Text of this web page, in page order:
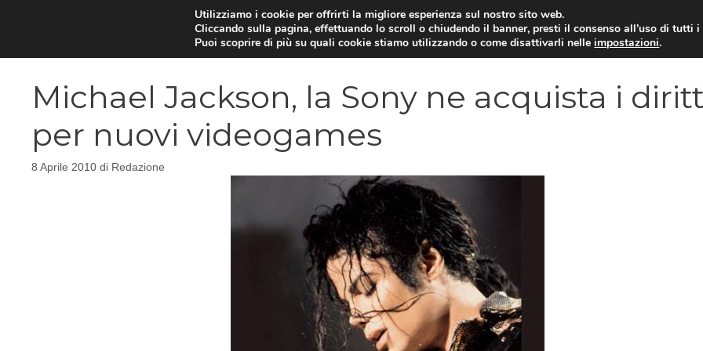
VIDEOGIOCHI NEWS
Michael Jackson, la Sony ne acquista i
per nuovi videogames
8 Aprile 2010 di Redazione
Utilizziamo i cookie per offrirti la migliore esperienza sul nostro sito web.
Cliccando sulla pagina, effettuando lo scroll o chiudendo il banner, presti il consenso all’uso di tutti i
Puoi scoprire di più su quali cookie stiamo utilizzando o come disattivarli nelleimpostazioni.